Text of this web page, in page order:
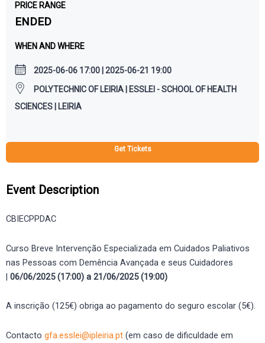
PRICE RANGE
ENDED
WHEN AND WHERE
2025-06-06 17:00 | 2025-06-21 19:00
POLYTECHNIC OF LEIRIA | ESSLEI - SCHOOL OF HEALTH
SCIENCES | LEIRIA
Get Tickets
Event Description
CBIECPPDAC
Curso Breve Intervenção Especializada em Cuidados Paliativos
nas Pessoas com Demência Avançada e seus Cuidadores
| 06/06/2025 (17:00) a 21/06/2025 (19:00)
A inscrição (125€) obriga ao pagamento do seguro escolar (5€).
Contacto gfa.esslei@ipleiria.pt (em caso de dificuldade em